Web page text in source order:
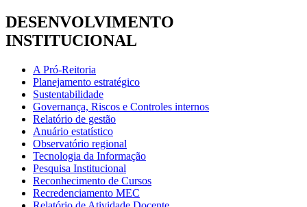
DESENVOLVIMENTO
INSTITUCIONAL
A Pró-Reitoria
Planejamento estratégico
Sustentabilidade
Governança, Riscos e Controles internos
Relatório de gestão
Anuário estatístico
Observatório regional
Tecnologia da Informação
Pesquisa Institucional
Reconhecimento de Cursos
Recredenciamento MEC